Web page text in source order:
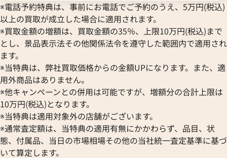
※電話予約特典は、事前にお電話でご予約のうえ、5万円(税込)
以上の買取が成立した場合に適用されます。
※買取金額の増額は、買取金額の35％、上限10万円(税込)まで
とし、景品表示法その他関係法令を遵守した範囲内で適用され
ます。
※当特典は、弊社買取価格からの金額UPになります。また、適
用外商品はありません。
※他キャンペーンとの併用は可能ですが、増額分の合計上限は
10万円(税込)となります。
※当特典は適用対象外の店舗がございます。
※通常査定額は、当特典の適用有無にかかわらず、品目、状
態、付属品、当日の市場相場その他の当社統一査定基準に基づ
いて算定します。